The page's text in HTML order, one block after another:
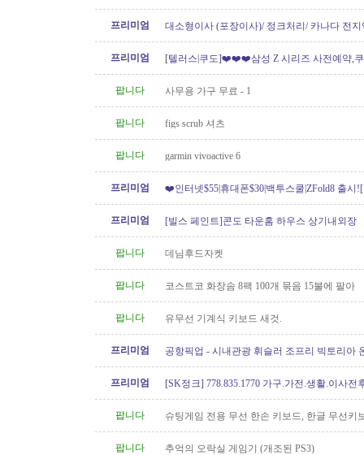
프리미엄
대소형이사 (포장이사)/ 정크처리/ 카나다 전
프리미엄
[텔러스|쿠도]❤️❤️❤️삼성 Z 시리즈 사전예약,쿠
팝니다
사무용 가구 무료 - 1
팝니다 figs scrub 셔츠
팝니다 garmin vivoactive 6
프리미엄
❤️인터넷$55|휴대폰$30|백투스쿨|ZFold8 출시
프리미엄
[빌스 페인트]콘도 타운홈 하우스 상기내외장
팝니다 데님후드자켓
팝니다 코스트코 화장솜 8팩 100개 묶음 15불에 팔아
팝니다 유무선 기계식 키보드 새것.
프리미엄
공항픽업 - 시내관광 휘슬러 조프리 빅토리아
프리미엄
[SK정크] 778.835.1770 가구.가전.생활.이사전
팝니다
슈팅게임 전용 무선 한손 키보드, 한글 무선키
팝니다
추억의 오락실 게임기 (개조된 PS3)